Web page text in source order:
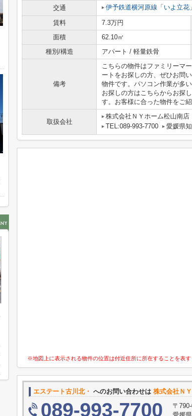
交通
伊予鉄道横河原線 「 いよ立花
賃料 7.3万円
面積
62.10㎡
種別/構造
アパート / 軽量鉄骨
備考
こちらの物件はファミリーマ
ートをお探しの方、ぜひお問
物件です。パソコン作業が多
お探しの方はこちらからお探
す。お客様に合った物件をご紹
取扱会社
株式会社ＮＹホーム松山南店
TEL:089-993-7700
愛媛県
※地図上に表示される物件の位置は付近住所に所在することを表
エステート古川北・ へのお問い合わせは 株式会社Ｎ
089-993-7700
〒